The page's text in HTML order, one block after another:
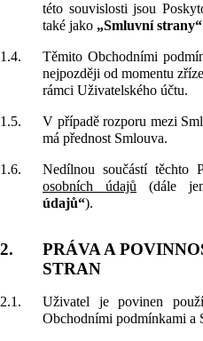
této souvislosti jsou
také jako „Smluvní strany“
1.4.
Těmito Obchodními
nejpozději od momentu
rámci Uživatelského účtu.
1.5.
V případě rozporu mezi
má přednost Smlouva.
1.6. Nedílnou součástí těchto
osobních údajů (dále
údajů“).
2.
PRÁVA A
STRAN
2.1.
Uživatel je povinen
Obchodními podmínkami a